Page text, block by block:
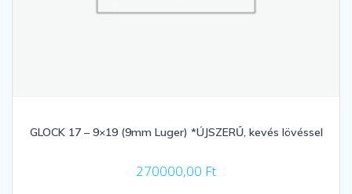
GLOCK 17 – 9×19 (9mm Luger) *ÚJSZERŰ, kevés lövéssel
270000,00 Ft